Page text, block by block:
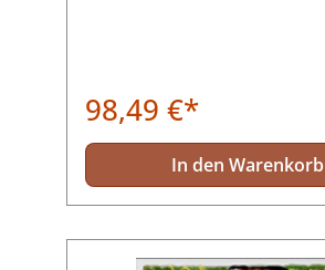
98,49 €*
In den Warenkorb